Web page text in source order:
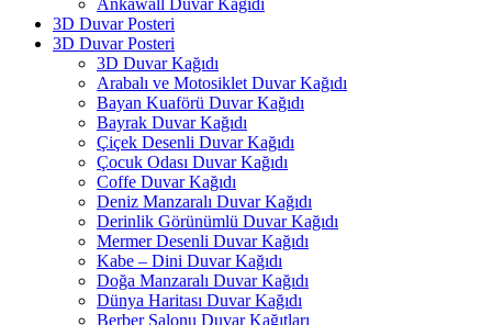
3D Duvar Posteri
3D Duvar Posteri
3D Duvar Kağıdı
Arabalı ve Motosiklet Duvar Kağıdı
Bayan Kuaförü Duvar Kağıdı
Bayrak Duvar Kağıdı
Çiçek Desenli Duvar Kağıdı
Çocuk Odası Duvar Kağıdı
Coffe Duvar Kağıdı
Deniz Manzaralı Duvar Kağıdı
Derinlik Görünümlü Duvar Kağıdı
Mermer Desenli Duvar Kağıdı
Kabe – Dini Duvar Kağıdı
Doğa Manzaralı Duvar Kağıdı
Dünya Haritası Duvar Kağıdı
Berber Salonu Duvar Kağıtları